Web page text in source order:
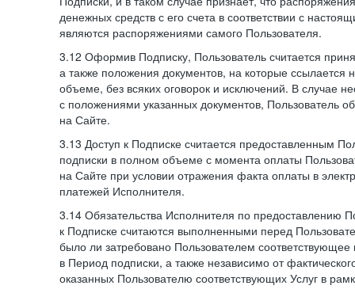
денежных средств с его счета в соответствии с
являются распоряжениями самого Пользователя.
3.12 Оформив Подписку, Пользователь считается
а также положения документов, на которые
объеме, без всяких оговорок и исключений. В случае
с положениями указанных документов, Пользователь
на Сайте.
3.13 Доступ к Подписке считается предоставленным
подписки в полном объеме с момента оплаты
на Сайте при условии отражения факта оплаты в
платежей Исполнителя.
3.14 Обязательства Исполнителя по предоставлению
к Подписке считаются выполненными перед
было ли затребовано Пользователем
в Период подписки, а также независимо от
оказанных Пользователю соответствующих Услуг в